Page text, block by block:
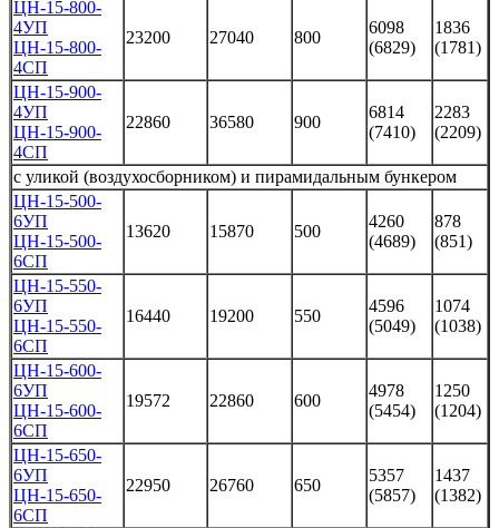
ЦН-15-800-
4УП
ЦН-15-800-
4СП
23200 27040 800
6098
(6829)
1836
(1781)
ЦН-15-900-
4УП
ЦН-15-900-
4СП
22860 36580 900
6814
(7410)
2283
(2209)
с уликой (воздухосборником) и пирамидальным бункером
ЦН-15-500-
6УП
ЦН-15-500-
6СП
13620 15870 500
4260
(4689)
878
(851)
ЦН-15-550-
6УП
ЦН-15-550-
6СП
16440 19200 550
4596
(5049)
1074
(1038)
ЦН-15-600-
6УП
ЦН-15-600-
6СП
19572 22860 600
4978
(5454)
1250
(1204)
ЦН-15-650-
6УП
ЦН-15-650-
6СП
22950 26760 650
5357
(5857)
1437
(1382)